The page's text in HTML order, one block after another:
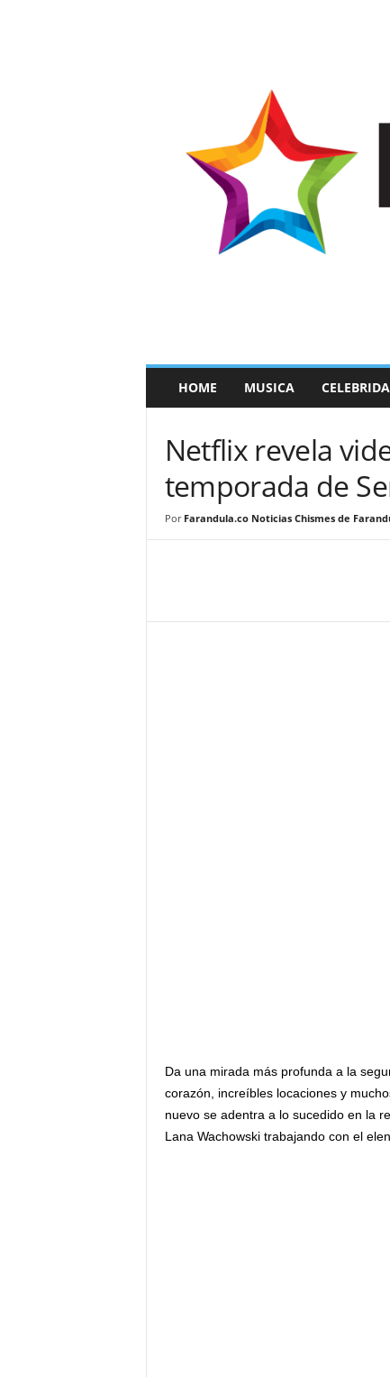
a
a
N
HOME MUSICA
Netflix revela
temporada de
Por Farandula.co Noticias Chismes de
Da una mirada más profunda a la
corazón, increíbles locaciones y
nuevo se adentra a lo sucedido en la
Lana Wachowski trabajando con el